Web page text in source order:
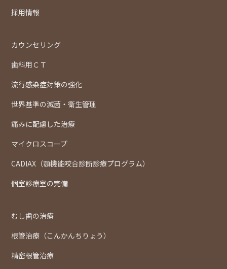
採用情報
カウンセリング
歯科用ＣＴ
流行感染症対策の強化
世界基準の滅菌・衛生管理
痛みに配慮した治療
マイクロスコープ
CADIAX（顎機能咬合診断診療プログラム）
個室診療室の完備
むし歯の治療
根管治療（こんかんちりょう）
精密根管治療